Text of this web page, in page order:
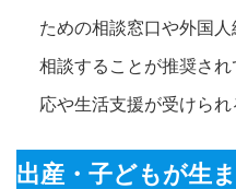
ための相談窓口や外国
相談することが推奨さ
応や生活支援が受けられ
出産・子どもが生